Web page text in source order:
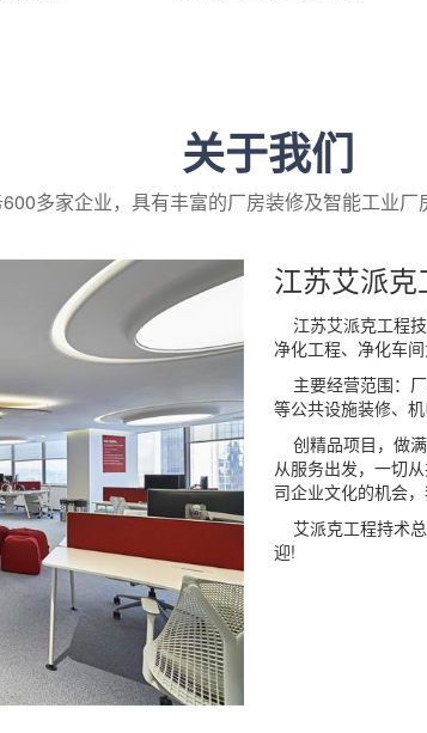
关于我们
多家企业，具有丰富的厂房装修及智能工业
江苏艾派
江苏艾派克工程技
净化工程、净化车
主要经营范围：
等公共设施装修、
创精品项目，做
从服务出发，一切
司企业文化的机会
艾派克工程持术
迎!